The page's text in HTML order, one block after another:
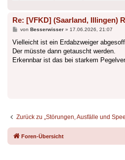
Re: [VFKD] (Saarland, Illingen)
Beitrag
von Besserwisser» 17.06.2026, 21:07
Vielleicht ist ein Erdabzweiger
Der müsste dann getauscht werden.
Erkennbar ist das bei starkem
Zurück zu „Störungen, Ausfälle und
Foren-Übersicht